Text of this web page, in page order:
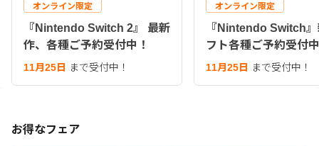
オンライン限定
『Nintendo Switch 2』 最新
作、各種ご予約受付中！
11月25日 まで受付中！
オンライン限定
『Nintendo Switch
フト各種ご予約受付
11月25日 まで受付中！
お得なフェア